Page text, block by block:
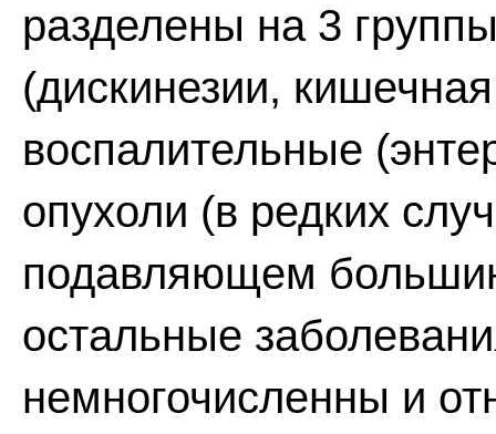
разделены на 3
(дискинезии,
воспалительные
опухоли (в редких
подавляющем
остальные
немногочисленны и